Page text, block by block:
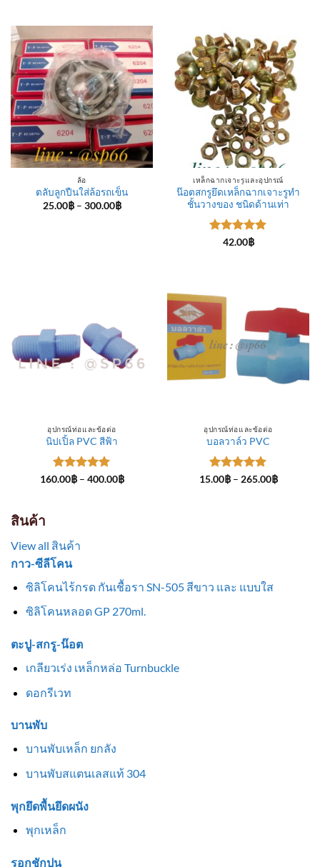
ล้อ
ตลับลูกปืนใส่ล้อรถเข็น
25.00฿ – 300.00฿Price
เหล็กฉากเจาะรูและอุปกรณ์
น๊อตสกรูยึดเหล็กฉากเจาะรูทำ
ชั้นวางของ ชนิดด้านเท่า
ให้คะแนน
42.00฿
อุปกรณ์ท่อและข้อต่อ
นิปเปิ้ล PVC สีฟ้า
ให้คะแนน
160.00฿ – 400.00฿Price
อุปกรณ์ท่อและข้อต่อ
บอลวาล์ว PVC
ให้คะแนน
15.00฿ – 265.00฿Price
สินค้า
View all สินค้า
กาว-ซีลีโคน
ซิลิโคนไร้กรด กันเชื้อรา SN-505 สีขาว และ แบบใส
ซิลิโคนหลอด GP 270ml.
ตะปู-สกรู-น๊อต
เกลียวเร่ง เหล็กหล่อ Turnbuckle
ดอกรีเวท
บานพับ
บานพับเหล็ก ยกลัง
บานพับสแตนเลสแท้ 304
พุกยึดพื้นยึดผนัง
พุกเหล็ก
รอกชักปูน